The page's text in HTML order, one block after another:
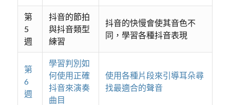
第
5
週
抖音的節拍
與抖音類型
練習
抖音的快慢會使其音色不
同，學習各種抖音表現
第
6
週
學習判別如
何使用正確
抖音來演奏
曲目
使用各種片段來引導耳朵尋
找最適合的聲音